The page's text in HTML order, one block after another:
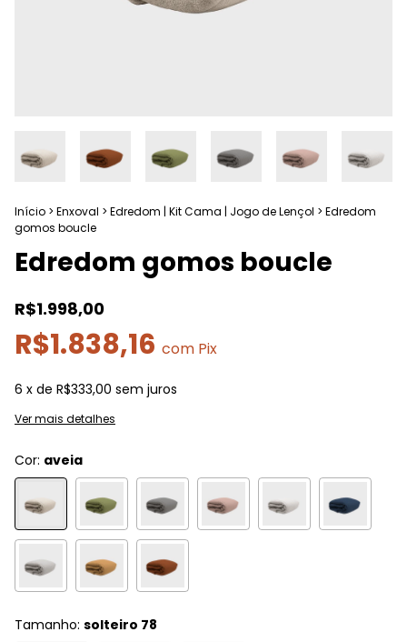
Início > Enxoval > Edredom | Kit Cama | Jogo de Lençol > Edredom
gomos boucle
Edredom gomos boucle
R$1.998,00
R$1.838,16 com Pix
6 x de R$333,00 sem juros
Ver mais detalhes
Cor: aveia
Tamanho: solteiro 78